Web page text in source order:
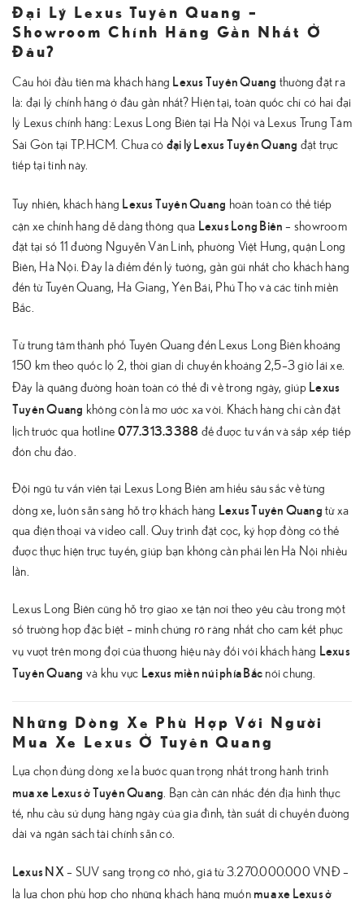
Đại Lý Lexus Tuyên Quang –
Showroom Chính Hãng Gần Nhất Ở
Đâu?
Câu hỏi đầu tiên mà khách hàng Lexus Tuyên Quang thường đặt ra
là: đại lý chính hãng ở đâu gần nhất? Hiện tại, toàn quốc chỉ có hai đại
lý Lexus chính hãng: Lexus Long Biên tại Hà Nội và Lexus Trung Tâm
Sài Gòn tại TP.HCM. Chưa có đại lý Lexus Tuyên Quang đặt trực
tiếp tại tỉnh này.
Tuy nhiên, khách hàng Lexus Tuyên Quang hoàn toàn có thể tiếp
cận xe chính hãng dễ dàng thông qua Lexus Long Biên – showroom
đặt tại số 11 đường Nguyễn Văn Linh, phường Việt Hưng, quận Long
Biên, Hà Nội. Đây là điểm đến lý tưởng, gần gũi nhất cho khách hàng
đến từ Tuyên Quang, Hà Giang, Yên Bái, Phú Thọ và các tỉnh miền
Bắc.
Từ trung tâm thành phố Tuyên Quang đến Lexus Long Biên khoảng
150 km theo quốc lộ 2, thời gian di chuyển khoảng 2,5–3 giờ lái xe.
Đây là quãng đường hoàn toàn có thể đi về trong ngày, giúp Lexus
Tuyên Quang không còn là mơ ước xa vời. Khách hàng chỉ cần đặt
lịch trước qua hotline 077.313.3388 để được tư vấn và sắp xếp tiếp
đón chu đáo.
Đội ngũ tư vấn viên tại Lexus Long Biên am hiểu sâu sắc về từng
dòng xe, luôn sẵn sàng hỗ trợ khách hàng Lexus Tuyên Quang từ xa
qua điện thoại và video call. Quy trình đặt cọc, ký hợp đồng có thể
được thực hiện trực tuyến, giúp bạn không cần phải lên Hà Nội nhiều
lần.
Lexus Long Biên cũng hỗ trợ giao xe tận nơi theo yêu cầu trong một
số trường hợp đặc biệt – minh chứng rõ ràng nhất cho cam kết phục
vụ vượt trên mong đợi của thương hiệu này đối với khách hàng Lexus
Tuyên Quang và khu vực Lexus miền núi phía Bắc nói chung.
Những Dòng Xe Phù Hợp Với Người
Mua Xe Lexus Ở Tuyên Quang
Lựa chọn đúng dòng xe là bước quan trọng nhất trong hành trình
mua xe Lexus ở Tuyên Quang . Bạn cần cân nhắc đến địa hình thực
tế, nhu cầu sử dụng hàng ngày của gia đình, tần suất di chuyển đường
dài và ngân sách tài chính sẵn có.
Lexus NX– SUV sang trọng cỡ nhỏ, giá từ 3.270.000.000 VNĐ –
là lựa chọn phù hợp cho những khách hàng muốn mua xe Lexus ở